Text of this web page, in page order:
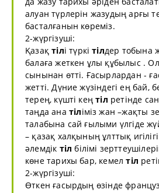
алуан түрлерін жазудың арғы
басталғанын көреміз.
2-жүргізуші:
Қазақтілі түркітілдер тобына
балаға жеткен ұлы құбылыс .
сынынан өтті. Ғасырлардан -
жетті. Дүние жүзіндегі ең бай,
терең, күшті кеңтіл ретінде
таңда ана тіліміз жан –жақты
талабына сай ғылыми үлгіде
– қазақ халқының ұлттық
әлемдік тіл білімі
көне тарихы бар, кемелтіл
2-жүргізуші:
Өткен ғасырдың өзінде